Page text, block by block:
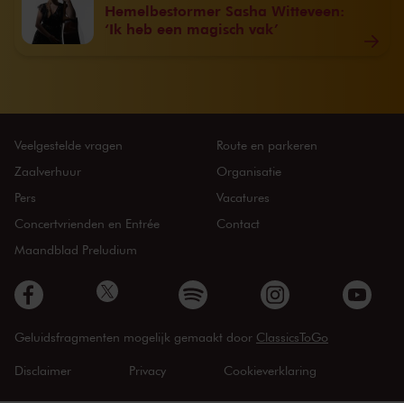
Hemelbestormer Sasha Witteveen:
‘Ik heb een magisch vak’
Veelgestelde vragen
Zaalverhuur
Pers
Concertvrienden en Entrée
Maandblad Preludium
Route en parkeren
Organisatie
Vacatures
Contact
Geluidsfragmenten mogelijk gemaakt door ClassicsToGo
Disclaimer Privacy Cookieverklaring